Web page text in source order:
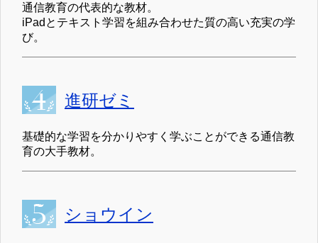
通信教育の代表的な教材。
iPadとテキスト学習を組み合わせた質の高い充実の学
び。
進研ゼミ
基礎的な学習を分かりやすく学ぶことができる通信教
育の大手教材。
ショウイン